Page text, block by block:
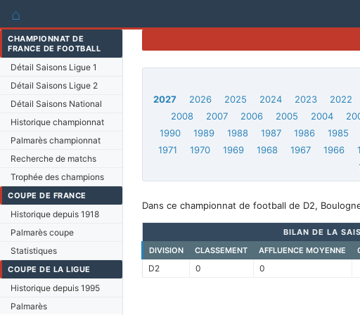
⌂
CHAMPIONNAT DE
FRANCE DE FOOTBALL
Détail Saisons Ligue 1
Détail Saisons Ligue 2
Détail Saisons National
Historique championnat
Palmarès championnat
Recherche de matchs
Trophée des champions
COUPE DE FRANCE
Historique depuis 1918
Palmarès coupe
Statistiques
COUPE DE LA LIGUE
Historique depuis 1995
Palmarès
2027
2026 2025 2024 2023 2022
2008
2007 2006 2005 2004
1990
1989 1988 1987 1986 1985
1971
1970 1969 1968 1967 1966
Dans ce championnat de football de D2,
BILAN DE LA
DIVISION
CLASSEMENT AFFLUENCE MOYENNE
D2 0 0